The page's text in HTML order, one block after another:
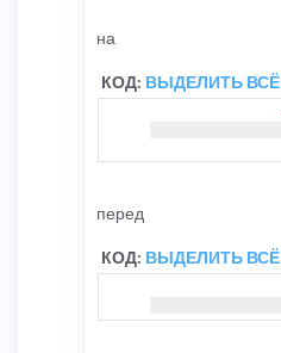
на
КОД: ВЫДЕЛИТЬ ВСЁ
перед
КОД: ВЫДЕЛИТЬ ВСЁ